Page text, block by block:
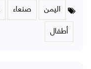
اليمن صنعاء
أطفال